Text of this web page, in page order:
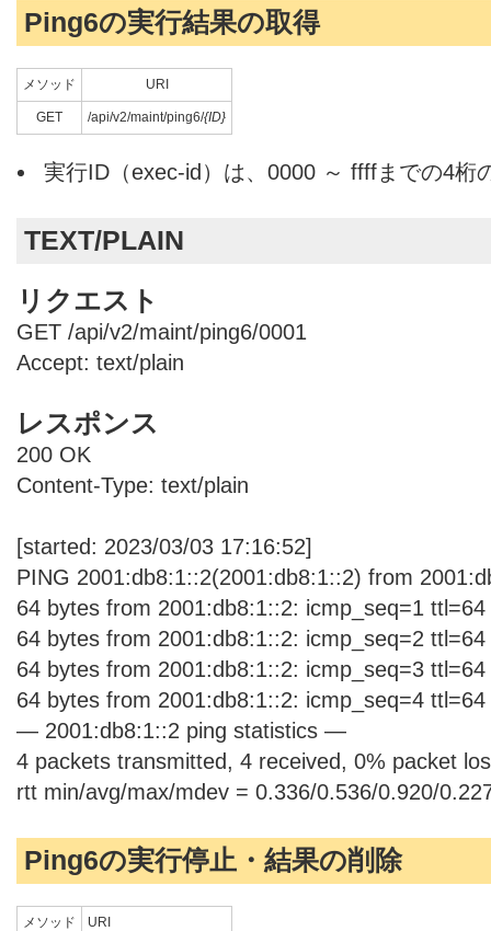
Ping6の実行結果の取得
メソッド URI
GET /api/v2/maint/ping6/{ID}
実行ID（exec-id）は、0000 ～ ffffまでの4桁
TEXT/PLAIN
リクエスト
GET /api/v2/maint/ping6/0001
Accept: text/plain
レスポンス
200 OK
Content-Type: text/plain
[started: 2023/03/03 17:16:52]
PING 2001:db8:1::2(2001:db8:1::2) from
64 bytes from 2001:db8:1::2: icmp_seq=1
64 bytes from 2001:db8:1::2: icmp_seq=2
64 bytes from 2001:db8:1::2: icmp_seq=3
64 bytes from 2001:db8:1::2: icmp_seq=4
— 2001:db8:1::2 ping statistics —
4 packets transmitted, 4 received, 0% packet
rtt min/avg/max/mdev = 0.336/0.536/0.920/
Ping6の実行停止・結果の削除
メソッド URI